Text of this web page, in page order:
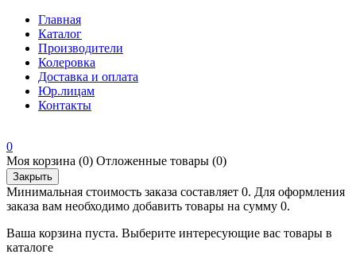
Главная
Каталог
Производители
Колеровка
Доставка и оплата
Юр.лицам
Контакты
0
Моя корзина (0) Отложенные товары (0)
Закрыть
Минимальная стоимость заказа составляет 0. Для оформления
заказа вам необходимо добавить товары на сумму 0.
Ваша корзина пуста. Выберите интересующие вас товары в
каталоге